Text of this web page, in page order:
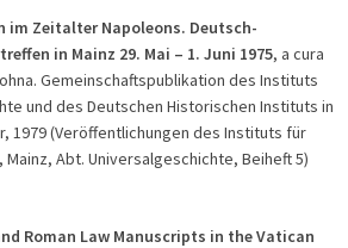
im Zeitalter Napoleons. Deutsch-
in Mainz 29. Mai – 1. Juni 1975, a cura
Gemeinschaftspublikation des Instituts
und des Deutschen Historischen Instituts in
1979 (Veröffentlichungen des Instituts für
Abt. Universalgeschichte, Beiheft 5)
Roman Law Manuscripts in the Vatican